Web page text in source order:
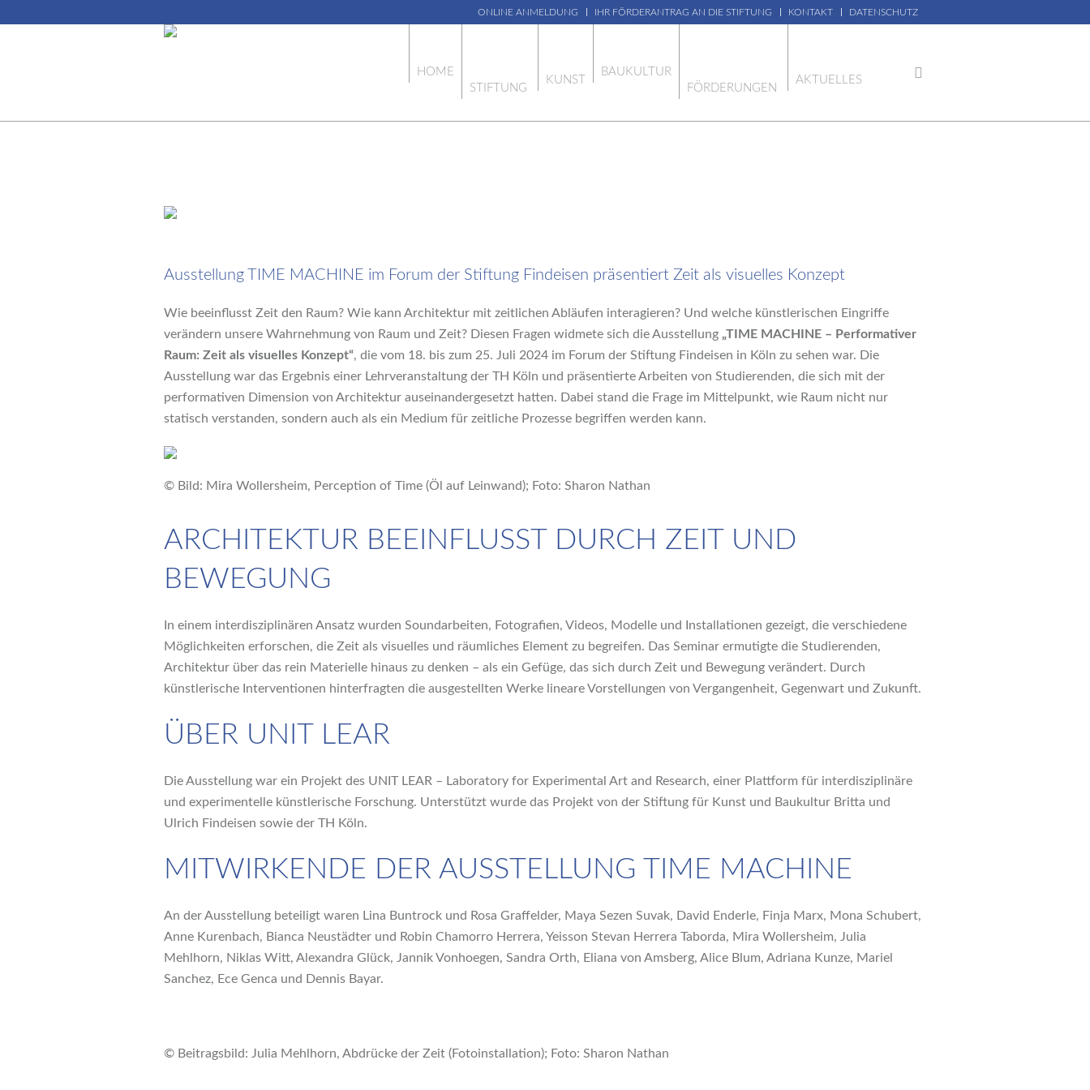
ONLINE ANMELDUNG IHR FÖRDERANTRAG AN DIE STIFTUNG KONTAKT DATENSCHUTZ
HOME
STIFTUNG
KUNST
BAUKULTUR
FÖRDERUNGEN
AKTUELLES
Ausstellung TIME MACHINE im Forum der Stiftung Findeisen präsentiert Zeit als visuelles Konzept
Wie beeinflusst Zeit den Raum? Wie kann Architektur mit zeitlichen Abläufen interagieren? Und welche künstlerischen Eingriffe
verändern unsere Wahrnehmung von Raum und Zeit? Diesen Fragen widmete sich die Ausstellung „TIME MACHINE – Performativer
Raum: Zeit als visuelles Konzept“, die vom 18. bis zum 25. Juli 2024 im Forum der Stiftung Findeisen in Köln zu sehen war. Die
Ausstellung war das Ergebnis einer Lehrveranstaltung der TH Köln und präsentierte Arbeiten von Studierenden, die sich mit der
performativen Dimension von Architektur auseinandergesetzt hatten. Dabei stand die Frage im Mittelpunkt, wie Raum nicht nur
statisch verstanden, sondern auch als ein Medium für zeitliche Prozesse begriffen werden kann.
© Bild: Mira Wollersheim, Perception of Time (Öl auf Leinwand); Foto: Sharon Nathan
ARCHITEKTUR BEEINFLUSST DURCH ZEIT UND
BEWEGUNG
In einem interdisziplinären Ansatz wurden Soundarbeiten, Fotografien, Videos, Modelle und Installationen gezeigt, die verschiedene
Möglichkeiten erforschen, die Zeit als visuelles und räumliches Element zu begreifen. Das Seminar ermutigte die Studierenden,
Architektur über das rein Materielle hinaus zu denken – als ein Gefüge, das sich durch Zeit und Bewegung verändert. Durch
künstlerische Interventionen hinterfragten die ausgestellten Werke lineare Vorstellungen von Vergangenheit, Gegenwart und Zukunft.
ÜBER UNIT LEAR
Die Ausstellung war ein Projekt des UNIT LEAR – Laboratory for Experimental Art and Research, einer Plattform für interdisziplinäre
und experimentelle künstlerische Forschung. Unterstützt wurde das Projekt von der Stiftung für Kunst und Baukultur Britta und
Ulrich Findeisen sowie der TH Köln.
MITWIRKENDE DER AUSSTELLUNG TIME MACHINE
An der Ausstellung beteiligt waren Lina Buntrock und Rosa Graffelder, Maya Sezen Suvak, David Enderle, Finja Marx, Mona Schubert,
Anne Kurenbach, Bianca Neustädter und Robin Chamorro Herrera, Yeisson Stevan Herrera Taborda, Mira Wollersheim, Julia
Mehlhorn, Niklas Witt, Alexandra Glück, Jannik Vonhoegen, Sandra Orth, Eliana von Amsberg, Alice Blum, Adriana Kunze, Mariel
Sanchez, Ece Genca und Dennis Bayar.
© Beitragsbild: Julia Mehlhorn, Abdrücke der Zeit (Fotoinstallation); Foto: Sharon Nathan